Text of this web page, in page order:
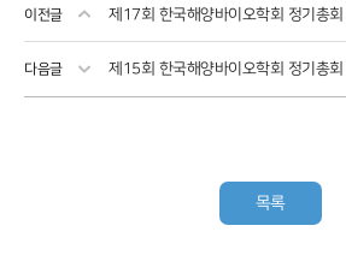
이전글
다음글
목록